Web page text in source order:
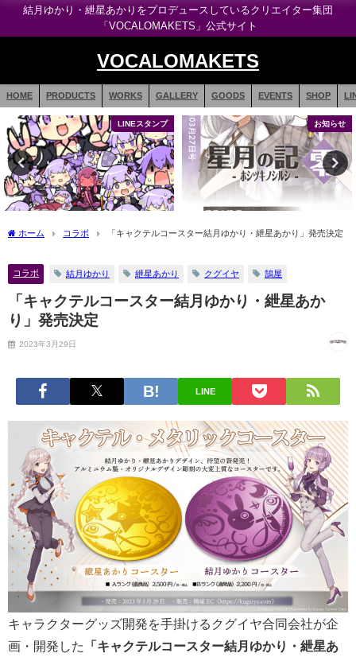
結月ゆかり・紲星あかりをプロデュースしているクリエイター集団
「VOCALOMAKETS」公式サイト
VOCALOMAKETS
HOME PRODUCTS WORKS GALLERY GOODS EVENTS SHOP
LINEスタンプ お知らせ
ホーム コラボ 「キャクテルコースター結月ゆかり・紲星あかり」発売決定
コラボ 結月ゆかり 紲星あかり クグイヤ 鵠屋
「キャクテルコースター結月ゆかり・紲星あか
り」発売決定
2023年3月29日
LINE
キャラクターグッズ開発を手掛けるクグイヤ合同会社が企
画・開発した
「キャクテルコースター結月ゆかり・紲星あ